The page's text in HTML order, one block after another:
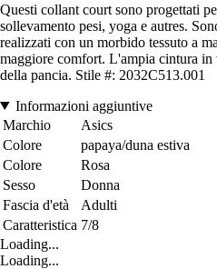
Questi collant court sono progettati
sollevamento pesi, yoga e autres.
realizzati con un morbido tessuto a
maggiore comfort. L'ampia cintura in
della pancia. Stile #: 2032C513.001
Informazioni aggiuntive
Marchio
Asics
Colore
papaya/duna estiva
Colore
Rosa
Sesso
Donna
Fascia d'età
Adulti
Caratteristica 7/8
Loading...
Loading...